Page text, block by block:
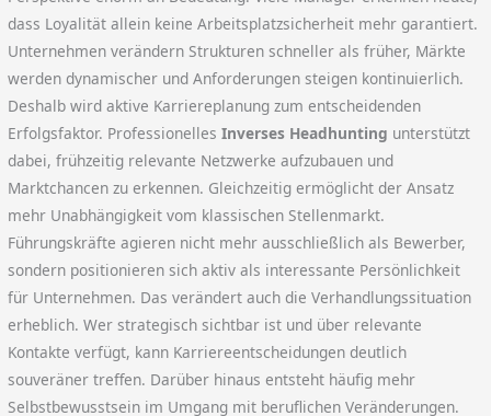
dass Loyalität allein keine Arbeitsplatzsicherheit mehr garantiert.
Unternehmen verändern Strukturen schneller als früher, Märkte
werden dynamischer und Anforderungen steigen kontinuierlich.
Deshalb wird aktive Karriereplanung zum entscheidenden
Erfolgsfaktor. ProfessionellesInverses Headhunting unterstützt
dabei, frühzeitig relevante Netzwerke aufzubauen und
Marktchancen zu erkennen. Gleichzeitig ermöglicht der Ansatz
mehr Unabhängigkeit vom klassischen Stellenmarkt.
Führungskräfte agieren nicht mehr ausschließlich als Bewerber,
sondern positionieren sich aktiv als interessante Persönlichkeit
für Unternehmen. Das verändert auch die Verhandlungssituation
erheblich. Wer strategisch sichtbar ist und über relevante
Kontakte verfügt, kann Karriereentscheidungen deutlich
souveräner treffen. Darüber hinaus entsteht häufig mehr
Selbstbewusstsein im Umgang mit beruflichen Veränderungen.